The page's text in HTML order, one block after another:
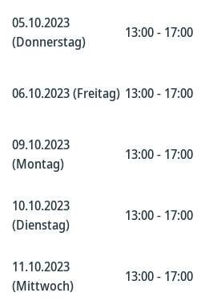
05.10.2023
(Donnerstag)
13:00 - 17:00
06.10.2023 (Freitag) 13:00 - 17:00
09.10.2023
(Montag)
13:00 - 17:00
10.10.2023
(Dienstag)
13:00 - 17:00
11.10.2023
(Mittwoch)
13:00 - 17:00